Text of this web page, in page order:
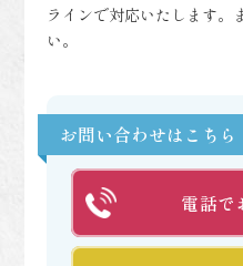
ラインで対応いたします。
い。
お問い合わせはこちら
電話で